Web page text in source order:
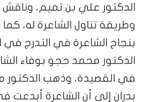
الدكتور علي بن تميم،
وطريقة تناول الشاعرة له،
بنجاح الشاعرة في التدرج في
الدكتور محمد حجو بوفاء
في القصيدة، وذهب الدكتور
بدران إلى أن الشاعرة أبدعت